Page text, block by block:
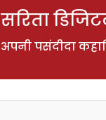
सरिता
अपनी पसंदीदा